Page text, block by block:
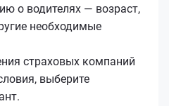
о водителях — возраст,
необходимые
страховых компаний
выберите